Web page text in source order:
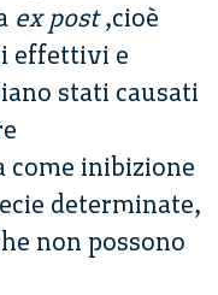
ex post,cioè
effettivi e
stati causati
inibizione
determinate,
non possono